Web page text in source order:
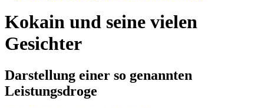
Kokain und seine vielen
Gesichter
Darstellung einer so genannten
Leistungsdroge